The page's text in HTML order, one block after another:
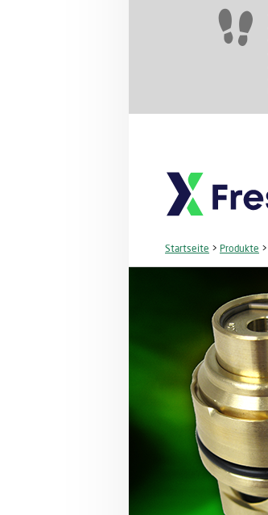
Startseite > Produkte >